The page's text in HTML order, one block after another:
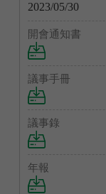
2023/05/30